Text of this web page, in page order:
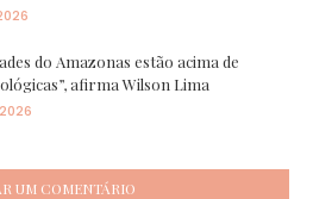
do Amazonas estão acima de
afirma Wilson Lima
UM COMENTÁRIO